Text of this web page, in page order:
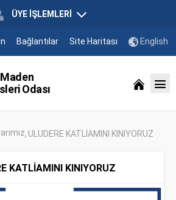
ÜYE İŞLEMLERİ
Bağlantılar Site Haritası English
Odası
ULUDERE KATLİAMINI KINIYORUZ
KATLİAMINI KINIYORUZ